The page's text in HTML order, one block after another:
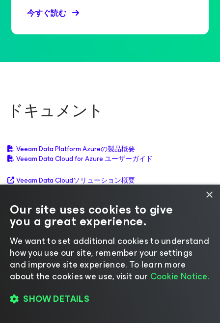
今すぐ読む
ドキュメント
Veeam Data Platform Azureの製品概要
Veeam Data Cloud for Azure ユーザーガイド
Veeam Data Cloudソリューション概要
Veeam Data Cloudの変更履歴
Microsoft Azureのバックアッ
プに関するFAQ
×
Our site uses cookies to give
you a great experience.
We want to set additional cookies to understand
how you use our site, remember your settings
and improve site experience. ​To learn more
about the cookies we use, visit our Cookie Notice.
SHOW DETAILS